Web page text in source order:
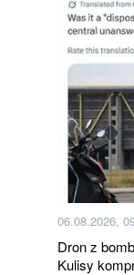
06.08.2026,
Dron z
Kulisy